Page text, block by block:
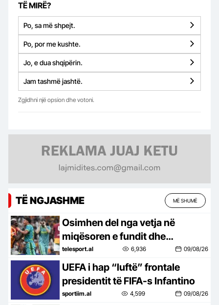
TË MIRË?
Po, sa më shpejt.
Po, por me kushte.
Jo, e dua shqipërin.
Jam tashmë jashtë.
Zgjidhni një opsion dhe votoni.
TË NGJASHME MË SHUMË
Osimhen del nga vetja në
miqësoren e fundit dhe
shkakton një kaos të vërtetë në
fushë (video)
telesport.al 6,936 09/08/26
UEFA i hap “luftë” frontale
presidentit të FIFA-s Infantino
sportiim.al 4,599 09/08/26